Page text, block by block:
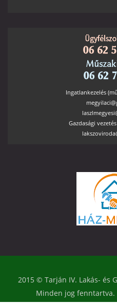
Ingatlankezelés
Gazdasági
2015 © Tarján IV. Lakás- és
Minden jog